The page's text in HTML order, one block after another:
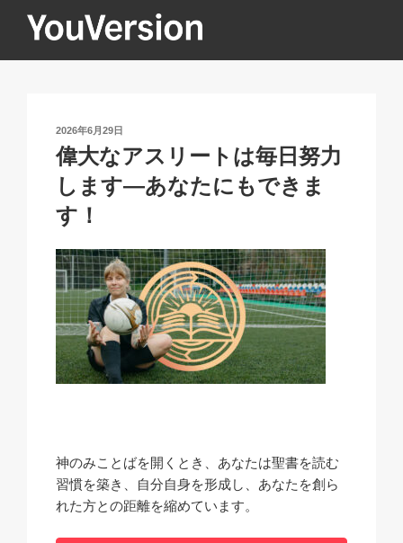
YOUVERSION
投
稿
日:
2026年6月29日
偉大なアスリートは毎日努力
します—あなたにもできま
す！
神のみことばを開くとき、あなたは聖書を読む
習慣を築き、自分自身を形成し、あなたを創ら
れた方との距離を縮めています。